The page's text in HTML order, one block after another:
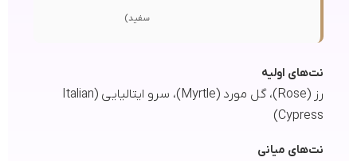
سفید)
نت‌های اولیه
رز (Rose)، گل مورد (Myrtle)، سرو ایتالیایی (Italian
Cypress)
نت‌های میانی